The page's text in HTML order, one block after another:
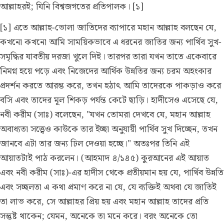
আল্লাহরই; যিনি বিশ্বজগতের প্রতিপালক। [১]
[১] এতে আল্লাহ-ভোলা জাতিদের ব্যাপারে মহান আল্লাহ বলছেন যে,
কখনো কখনো আমি সাময়িকভাবে এ ধরনের জাতির জন্য পার্থিব সুখ-
সমৃদ্ধির যাবতীয় দরজা খুলে দিই। তারপর তারা যখন তাতে একেবারে
নিমগ্ন হয়ে পড়ে এবং নিজেদের আর্থিক উন্নতির জন্য চরম অহংকার
প্রদর্শন করতে আরম্ভ করে, তখন হঠাৎ আমি তাদেরকে পাকড়াও করে
বসি এবং তাদের মূল শিকড় পর্যন্ত কেটে ছাড়ি। হাদীসেও এসেছে যে,
নবী করীম (সাঃ) বলেছেন, "যখন তোমরা দেখবে যে, মহান আল্লাহ
অবাধ্যতা সত্ত্বেও কাউকে তার ইচ্ছা অনুযায়ী পার্থিব সুখ দিচ্ছেন, তখন
জানবে এটা তার জন্য ঢিল দেওয়া হচ্ছে।" অতঃপর তিনি এই
আয়াতটাই পাঠ করলেন। (আহমাদ ৪/১৪৫)কুরআনের এই আয়াত
এবং নবী করীম (সাঃ)-এর হাদীস থেকে প্রতীয়মান হয় যে, পার্থিব উন্নতি
এবং সচ্ছলতা এ কথা প্রমাণ করে না যে, যে ব্যক্তিই অথবা যে জাতিই
তা লাভ করে, সে আল্লাহর প্রিয় হয় এবং মহান আল্লাহ তাদের প্রতি
সন্তুষ্ট থাকেন; যেমন, অনেকে তা মনে করে। বরং অনেকে তো